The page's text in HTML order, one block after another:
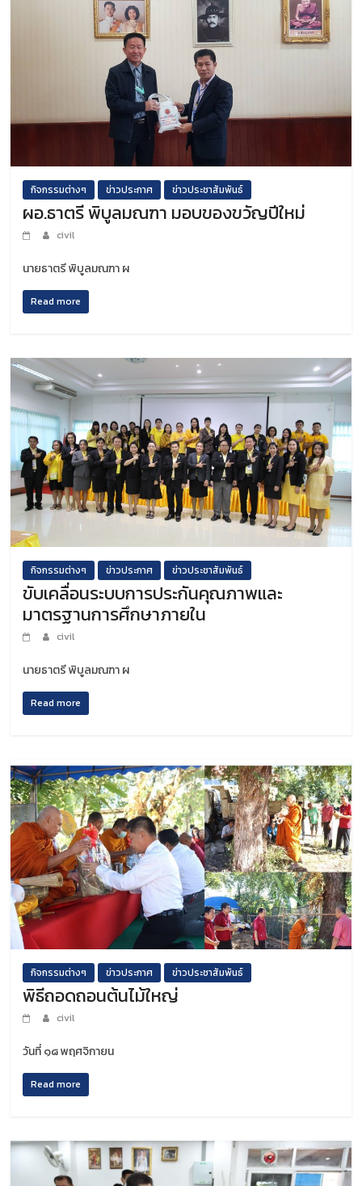
กิจกรรมต่างๆ ข่าวประกาศ ข่าวประชาสัมพันธ์
ผอ.ธาตรี พิบูลมณฑา มอบของขวัญปีใหม่
civil
นายธาตรี พิบูลมณฑา ผ
Read more
กิจกรรมต่างๆ ข่าวประกาศ ข่าวประชาสัมพันธ์
ขับเคลื่อนระบบการประกันคุณภาพและ
มาตรฐานการศึกษาภายใน
civil
นายธาตรี พิบูลมณฑา ผ
Read more
กิจกรรมต่างๆ ข่าวประกาศ ข่าวประชาสัมพันธ์
พิธีถอดถอนต้นไม้ใหญ่
civil
วันที่ ๑๘ พฤศจิกายน
Read more